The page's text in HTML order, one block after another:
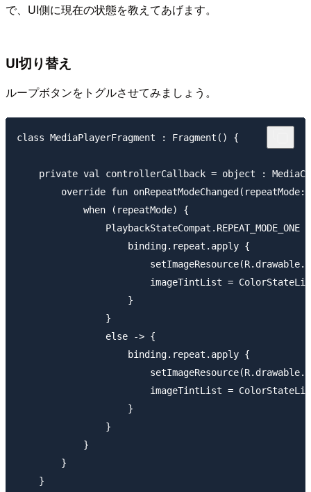
で、UI側に現在の状態を教えてあげます。
UI切り替え
ループボタンをトグルさせてみましょう。
class MediaPlayerFragment : Fragment() {
private val controllerCallback = object :
override fun onRepeatModeChanged(repeatMode:
            when (repeatMode) {
PlaybackStateCompat.REPEAT_MODE_ONE
                    binding.repeat.apply {
imageTintList =
                    }
                }
                else -> {
                    binding.repeat.apply {
imageTintList =
                    }
                }
            }
        }
    }